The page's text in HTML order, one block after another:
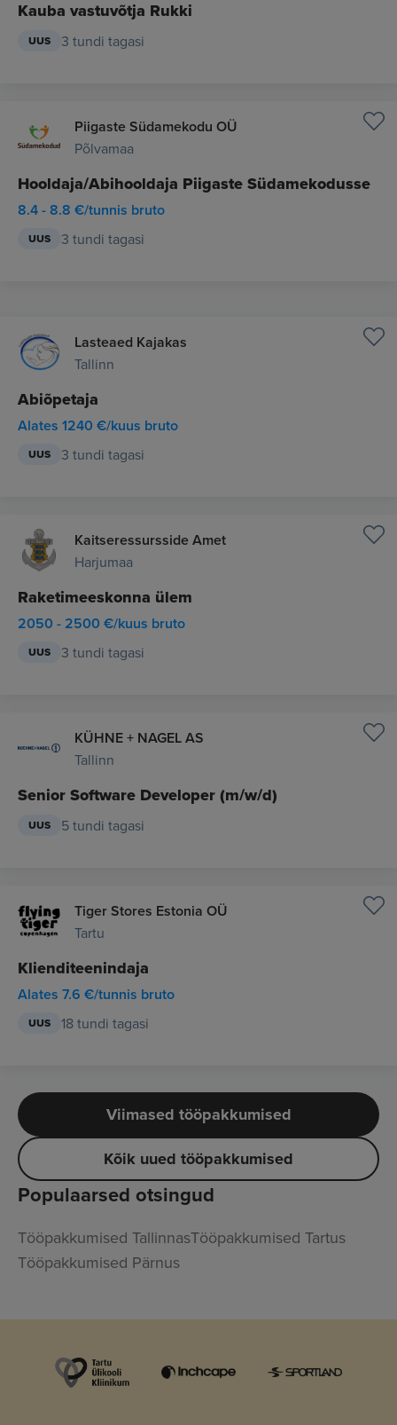
Kauba vastuvõtja Rukki
UUS 3 tundi tagasi
Piigaste Südamekodu OÜ
Põlvamaa
Hooldaja/Abihooldaja Piigaste Südamekodusse
8.4 - 8.8 €/tunnis bruto
UUS 3 tundi tagasi
Lasteaed Kajakas
Tallinn
Abiõpetaja
Alates 1240 €/kuus bruto
UUS 3 tundi tagasi
Kaitseressursside Amet
Harjumaa
Raketimeeskonna ülem
2050 - 2500 €/kuus bruto
UUS 3 tundi tagasi
KÜHNE + NAGEL AS
Tallinn
Senior Software Developer (m/w/d)
UUS 5 tundi tagasi
Tiger Stores Estonia OÜ
Tartu
Klienditeenindaja
Alates 7.6 €/tunnis bruto
UUS 18 tundi tagasi
Viimased tööpakkumised
Kõik uued tööpakkumised
Populaarsed otsingud
Tööpakkumised TallinnasTööpakkumised Tartus
Tööpakkumised Pärnus